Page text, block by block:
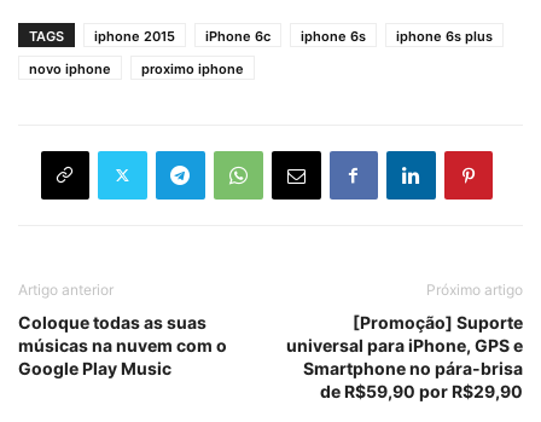
TAGS iphone 2015 iPhone 6c iphone 6s
iphone 6s plus
novo iphone
proximo iphone
Artigo anterior
Coloque todas as suas
músicas na nuvem com o
Google Play Music
Próximo artigo
[Promoção] Suporte
universal para iPhone, GPS e
Smartphone no pára-brisa
de R$59,90 por R$29,90